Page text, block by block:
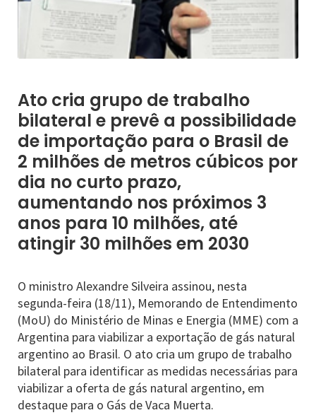
Ato cria grupo de trabalho
bilateral e prevê a possibilidade
de importação para o Brasil de
2 milhões de metros cúbicos por
dia no curto prazo,
aumentando nos próximos 3
anos para 10 milhões, até
atingir 30 milhões em 2030
O ministro Alexandre Silveira assinou, nesta
segunda-feira (18/11), Memorando de Entendimento
(MoU) do Ministério de Minas e Energia (MME) com a
Argentina para viabilizar a exportação de gás natural
argentino ao Brasil. O ato cria um grupo de trabalho
bilateral para identificar as medidas necessárias para
viabilizar a oferta de gás natural argentino, em
destaque para o Gás de Vaca Muerta.